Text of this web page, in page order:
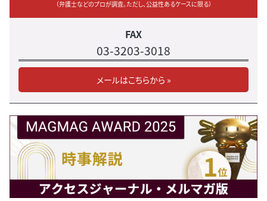
（弁護士などのプロが調査。ただし、公益性あるケースに限る）
FAX
03-3203-3018
メールはこちらから »